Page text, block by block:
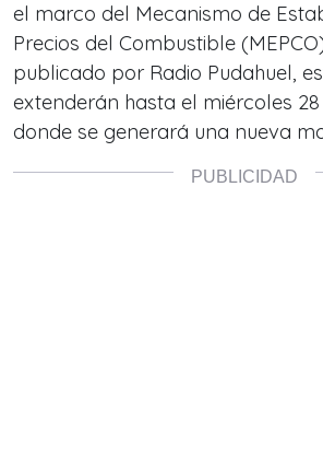
el marco del Mecanismo de
Precios del Combustible
publicado por Radio Pudahuel,
extenderán hasta el miércoles
donde se generará una nueva